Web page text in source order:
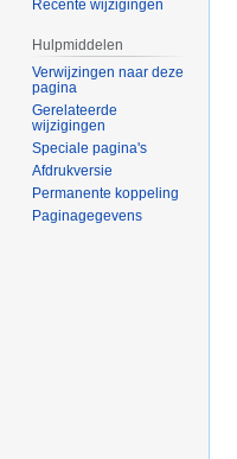
Recente wijzigingen
Hulpmiddelen
Verwijzingen naar deze
pagina
Gerelateerde
wijzigingen
Speciale pagina's
Afdrukversie
Permanente koppeling
Paginagegevens